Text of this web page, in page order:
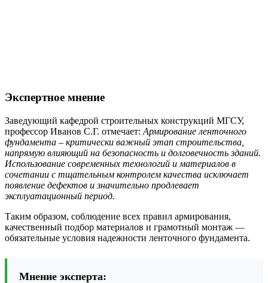
Экспертное мнение
Заведующий кафедрой строительных конструкций МГСУ,
профессор Иванов С.Г. отмечает: Армирование ленточного
фундамента – критически важный этап строительства,
напрямую влияющий на безопасность и долговечность зданий.
Использование современных технологий и материалов в
сочетании с тщательным контролем качества исключает
появление дефектов и значительно продлевает
эксплуатационный период.
Таким образом, соблюдение всех правил армирования,
качественный подбор материалов и грамотный монтаж —
обязательные условия надежности ленточного фундамента.
Мнение эксперта: